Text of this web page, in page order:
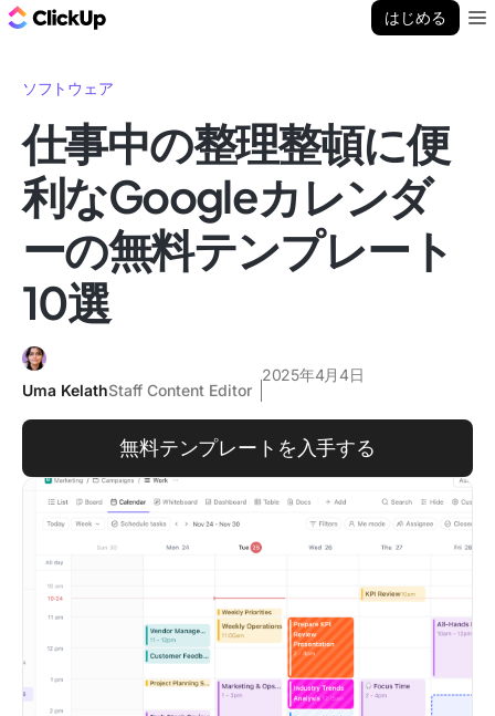
はじめる
ソフトウェア
仕事中の整理整頓に便
利なGoogleカレンダ
ーの無料テンプレート
10選
Uma KelathStaff Content Editor
2025年4月4日
無料テンプレートを入手する